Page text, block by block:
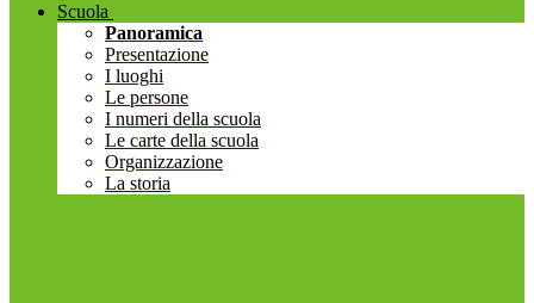
Scuola
Panoramica
Presentazione
I luoghi
Le persone
I numeri della scuola
Le carte della scuola
Organizzazione
La storia